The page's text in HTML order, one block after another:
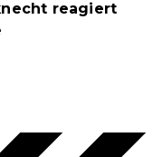
reagiert